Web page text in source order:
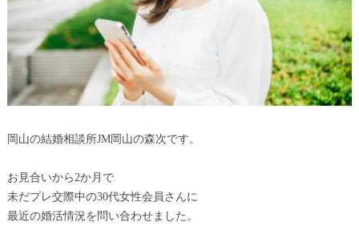
岡山の結婚相談所JM岡山の森次です。
お見合いから2か月で
未だプレ交際中の30代女性会員さんに
最近の婚活情況を問い合わせました。